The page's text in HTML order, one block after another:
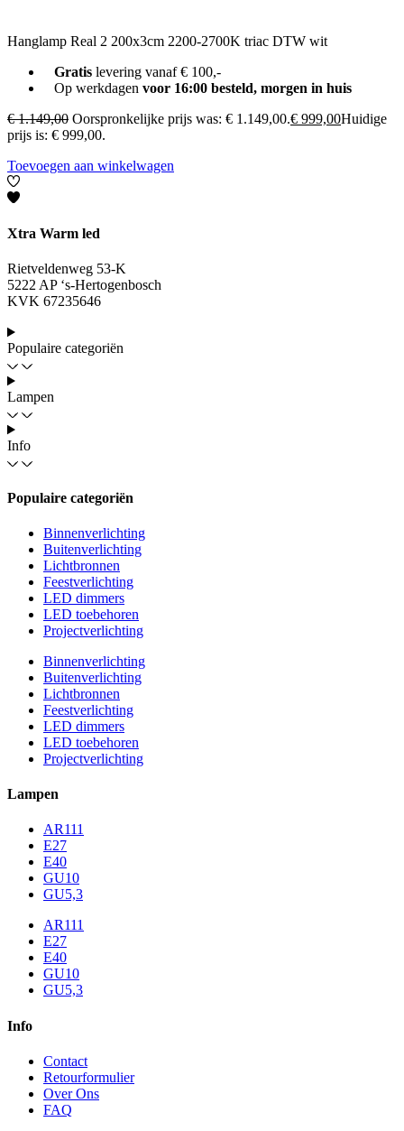
Hanglamp Real 2 200x3cm 2200-2700K triac DTW wit
Gratislevering vanaf € 100,-
Op werkdagen voor 16:00 besteld, morgen in huis
€1.149,00 Oorspronkelijke prijs was: € 1.149,00.€ 999,00Huidige
prijs is: € 999,00.
Toevoegen aan winkelwagen
Xtra Warm led
Rietveldenweg 53-K
5222 AP ‘s-Hertogenbosch
KVK 67235646
Populaire categoriën
Lampen
Info
Populaire categoriën
Binnenverlichting
Buitenverlichting
Lichtbronnen
Feestverlichting
LED dimmers
LED toebehoren
Projectverlichting
Binnenverlichting
Buitenverlichting
Lichtbronnen
Feestverlichting
LED dimmers
LED toebehoren
Projectverlichting
Lampen
AR111
E27
E40
GU10
GU5,3
AR111
E27
E40
GU10
GU5,3
Info
Contact
Retourformulier
Over Ons
FAQ